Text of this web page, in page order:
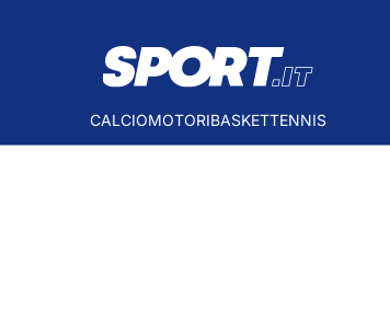
CALCIOMOTORIBASKETTENNIS